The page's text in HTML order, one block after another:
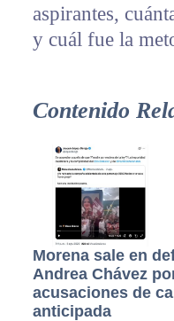
aspirantes,
y cuál fue la
Contenido
Morena sale en
Andrea Chávez
acusaciones de
anticipada